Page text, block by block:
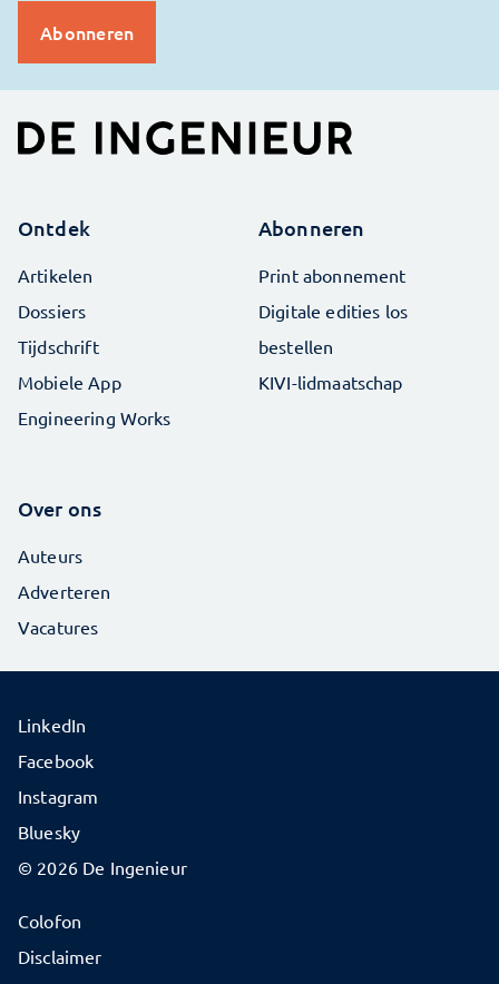
Ontdek
Artikelen
Dossiers
Tijdschrift
Mobiele App
Engineering Works
Abonneren
Print abonnement
Digitale edities los
bestellen
KIVI-lidmaatschap
Over ons
Auteurs
Adverteren
Vacatures
© 2026 De Ingenieur
Colofon
Disclaimer
LinkedIn
Facebook
Instagram
Bluesky